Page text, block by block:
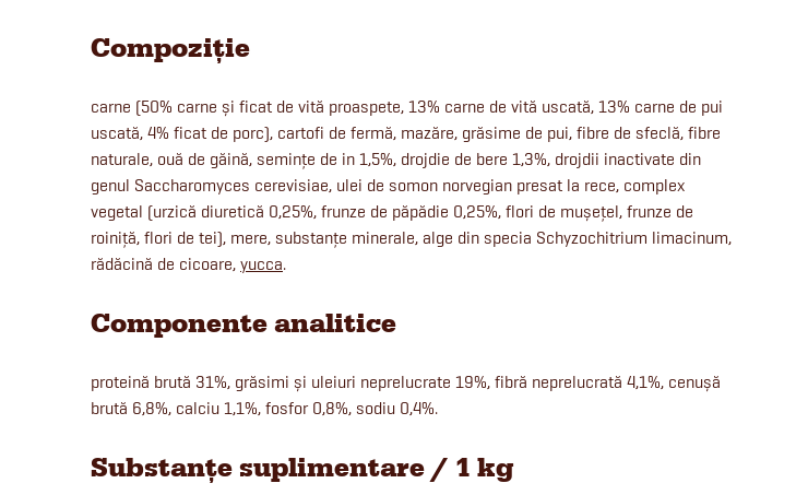
Compoziție
carne (50% carne și ficat de vită proaspete, 13% carne de vită uscată, 13% carne de pui
uscată, 4% ficat de porc), cartofi de fermă, mazăre, grăsime de pui, fibre de sfeclă, fibre
naturale, ouă de găină, semințe de in 1,5%, drojdie de bere 1,3%, drojdii inactivate din
genul Saccharomyces cerevisiae, ulei de somon norvegian presat la rece, complex
vegetal (urzică diuretică 0,25%, frunze de păpădie 0,25%, flori de mușețel, frunze de
roiniță, flori de tei), mere, substanțe minerale, alge din specia Schyzochitrium limacinum,
rădăcină de cicoare, yucca.
Componente analitice
proteină brută 31%, grăsimi și uleiuri neprelucrate 19%, fibră neprelucrată 4,1%, cenușă
brută 6,8%, calciu 1,1%, fosfor 0,8%, sodiu 0,4%.
Substanțe suplimentare / 1 kg